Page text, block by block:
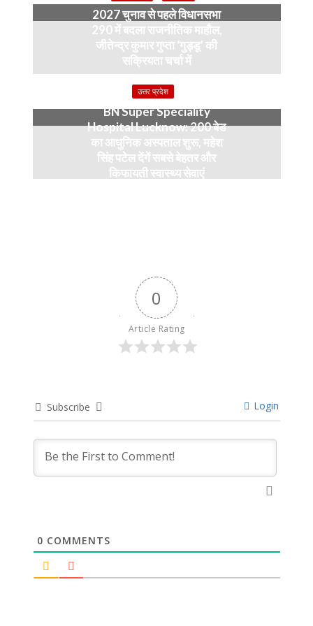
2027 चुनाव से पहले विधानसभा
290 में बदला राजनीतिक माहौल,
जीतेन्द्र कुमार गुप्ता ‘गुड्डू’ की
सक्रियता चर्चा में
4 months ago
उत्तर प्रदेश
BN Super Speciality
Hospital Lucknow: 200 बेड
का आधुनिक अस्पताल शुरू, महेश
सिंह पटेल देंगें सबसे बेहतर और
किफायती स्वास्थ्य सेवाएं
0
Article Rating
Subscribe Login
0 COMMENTS